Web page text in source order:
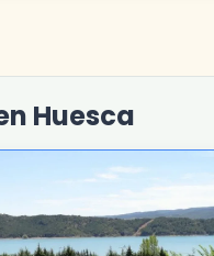
Huesca